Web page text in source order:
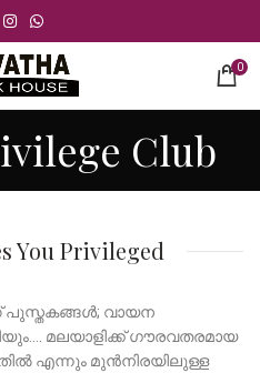
0
Club
You Privileged
പുസ്തകങ്ങൾ; വായന
മലയാളിക്ക് ഗൗരവതരമായ
എന്നും മുൻനിരയിലുള്ള